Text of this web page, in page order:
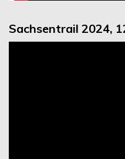
Sachsentrail 2024,